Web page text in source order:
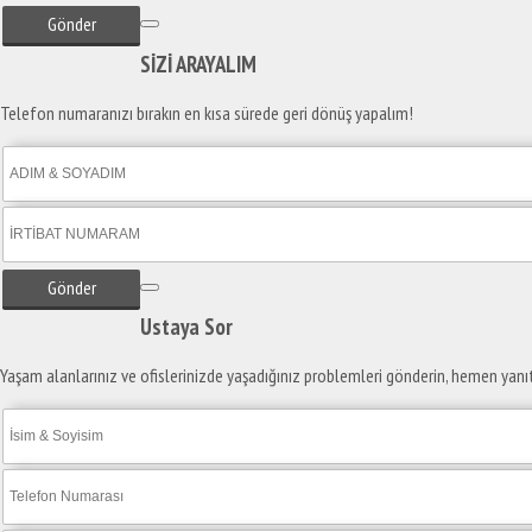
Gönder
SİZİARAYALIM
Telefon numaranızı bırakın en kısa sürede geri dönüş yapalım!
Gönder
Ustaya Sor
Yaşam alanlarınız ve ofislerinizde yaşadığınız problemleri gönderin, hemen